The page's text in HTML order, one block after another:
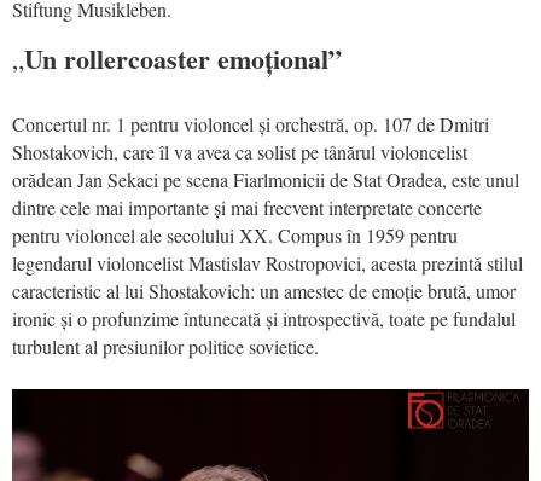
Stiftung Musikleben.
„Un rollercoaster emoțional”
Concertul nr. 1 pentru violoncel și orchestră, op. 107 de Dmitri
Shostakovich, care îl va avea ca solist pe tânărul violoncelist
orădean Jan Sekaci pe scena Fiarlmonicii de Stat Oradea, este unul
dintre cele mai importante și mai frecvent interpretate concerte
pentru violoncel ale secolului XX. Compus în 1959 pentru
legendarul violoncelist Mastislav Rostropovici, acesta prezintă stilul
caracteristic al luiShostakovich: un amestec de emoție brută, umor
ironic și o profunzime întunecată și introspectivă, toate pe fundalul
turbulent al presiunilor politice sovietice.